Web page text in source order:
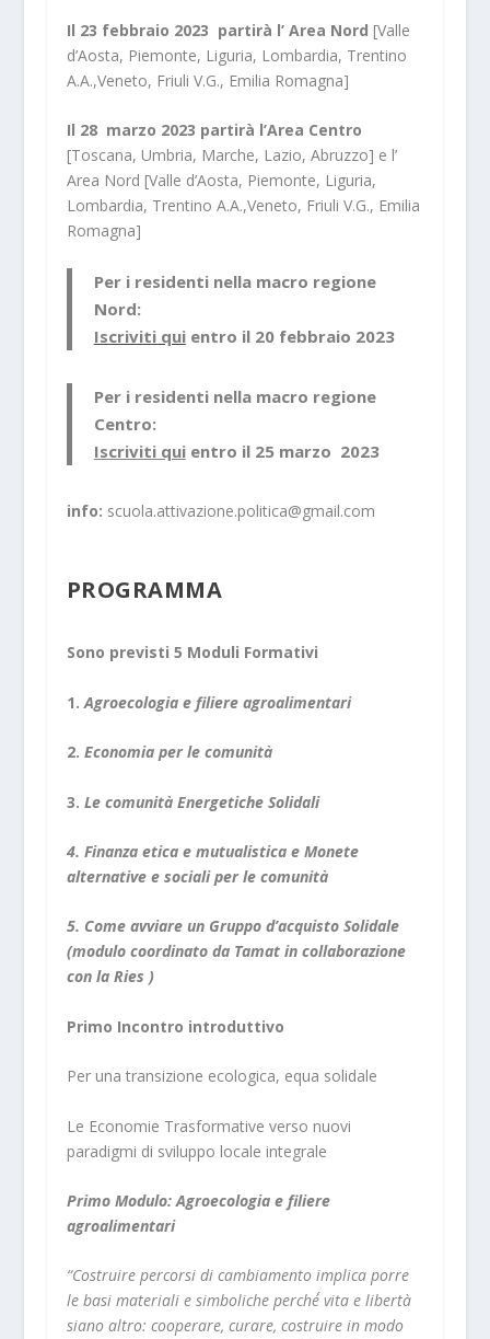
Il 23 febbraio 2023 partirà l’ Area Nord [Valle
d’Aosta, Piemonte, Liguria, Lombardia, Trentino
A.A.,Veneto, Friuli V.G., Emilia Romagna]
Il 28 marzo 2023 partirà l’Area Centro
[Toscana, Umbria, Marche, Lazio, Abruzzo] e l’
Area Nord [Valle d’Aosta, Piemonte, Liguria,
Lombardia, Trentino A.A.,Veneto, Friuli V.G., Emilia
Romagna]
Per i residenti nella macro regione
Nord:
Iscriviti quientro il 20 febbraio 2023
Per i residenti nella macro regione
Centro:
Iscriviti qui entro il 25 marzo 2023
info: scuola.attivazione.politica@gmail.com
PROGRAMMA
Sono previsti 5 Moduli Formativi
1.Agroecologia e filiere agroalimentari
2. Economia per le comunità
3. Le comunità Energetiche Solidali
4. Finanza etica e mutualistica e Monete
alternative e sociali per le comunità
5. Come avviare un Gruppo d’acquisto Solidale
(modulo coordinato da Tamat in collaborazione
con la Ries )
Primo Incontro introduttivo
Per una transizione ecologica, equa solidale
Le Economie Trasformative verso nuovi
paradigmi di sviluppo locale integrale
Primo Modulo: Agroecologia e filiere
agroalimentari
“Costruire percorsi di cambiamento implica porre
le basi materiali e simboliche perché́ vita e libertà
siano altro: cooperare, curare, costruire in modo